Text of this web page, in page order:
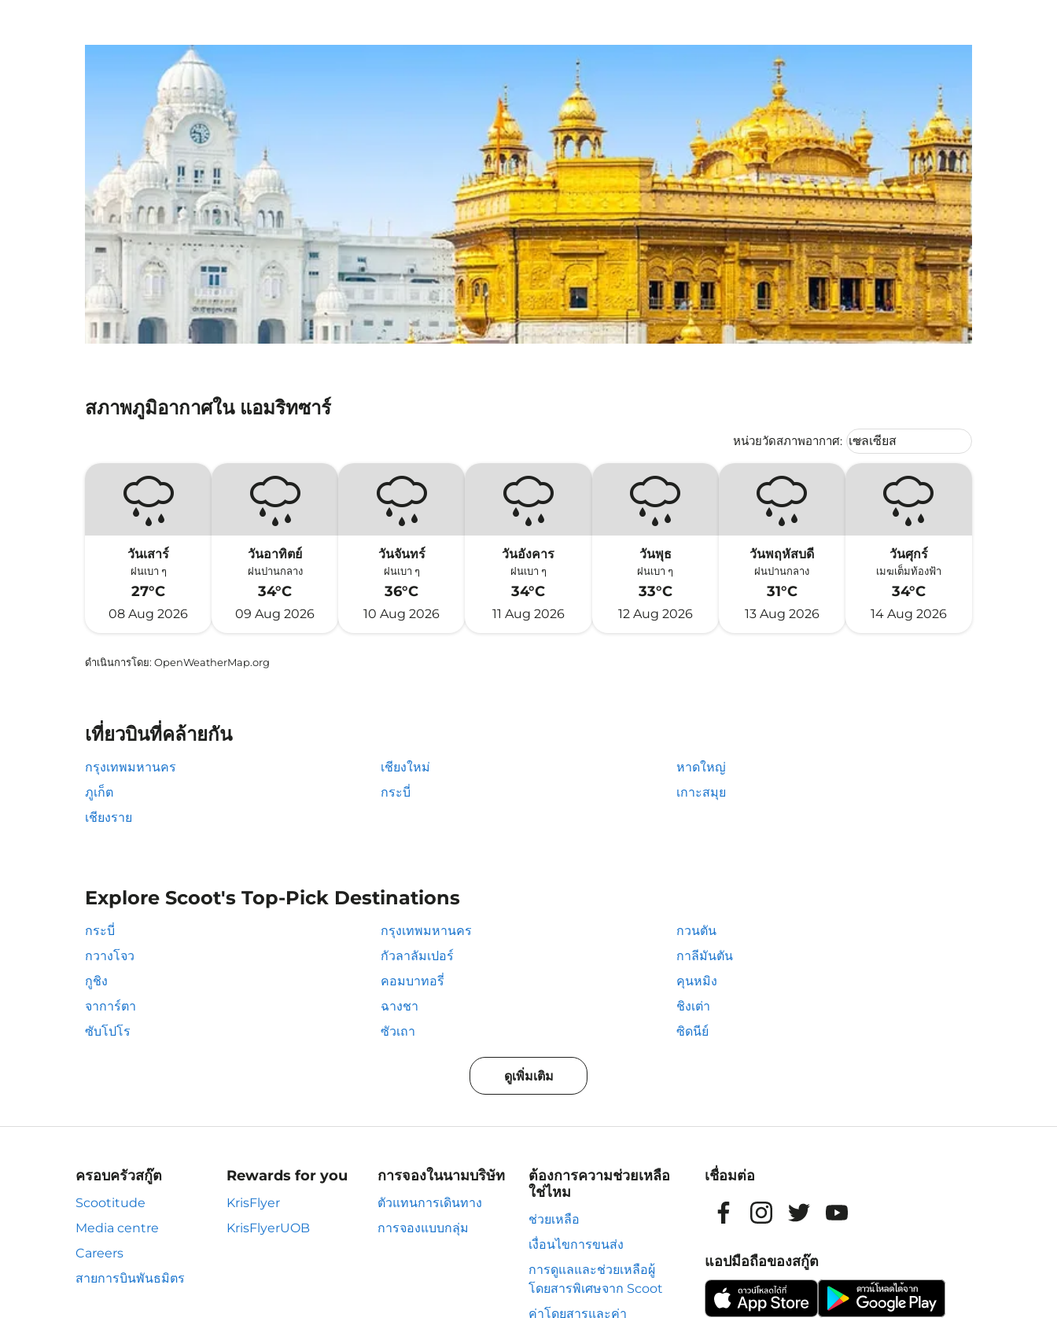
สภาพภูมิอากาศใน แอมริทซาร์
หน่วยวัดสภาพอากาศ: Weather unit option เซลเซียส
เซลเซียส
keyboard_arrow_down
วันเสาร์
ฝนเบา ๆ
27°C
08 Aug 2026
วันอาทิตย์
ฝนปานกลาง
34°C
09 Aug 2026
วันจันทร์
ฝนเบา ๆ
36°C
10 Aug 2026
วันอังคาร
ฝนเบา ๆ
34°C
11 Aug 2026
วันพุธ
ฝนเบา ๆ
33°C
12 Aug 2026
วันพฤหัสบดี
ฝนปานกลาง
31°C
13 Aug 2026
วันศุกร์
เมฆเต็มท้องฟ้า
34°C
14 Aug 2026
ดำเนินการโดย: OpenWeatherMap.org
เที่ยวบินที่คล้ายกัน
กรุงเทพมหานคร เชียงใหม่
หาดใหญ่
ภูเก็ต
กระบี่
เกาะสมุย
เชียงราย
Explore Scoot's Top-Pick Destinations
กระบี่ กรุงเทพมหานคร
กวนตัน
กวางโจว
กัวลาลัมเปอร์
กาลีมันตัน
กูชิง
คอมบาทอรี่
คุนหมิง
จาการ์ตา
ฉางชา
ชิงเต่า
ซับโปโร
ซัวเถา ซิดนีย์
ดูเพิ่มเติม
ครอบครัวสกู๊ต
Scootitude
Media centre
Careers
สายการบินพันธมิตร
Rewards for you
KrisFlyer
KrisFlyerUOB
การจองในนามบริษัท
ตัวแทนการเดินทาง
การจองแบบกลุ่ม
ต้องการความช่วยเหลือ
ใช่ไหม
ช่วยเหลือ
เงื่อนไขการขนส่ง
การดูแลและช่วยเหลือผู้
โดยสารพิเศษจาก Scoot
ค่าโดยสารและค่า
เชื่อมต่อ
แอปมือถือของสกู๊ต